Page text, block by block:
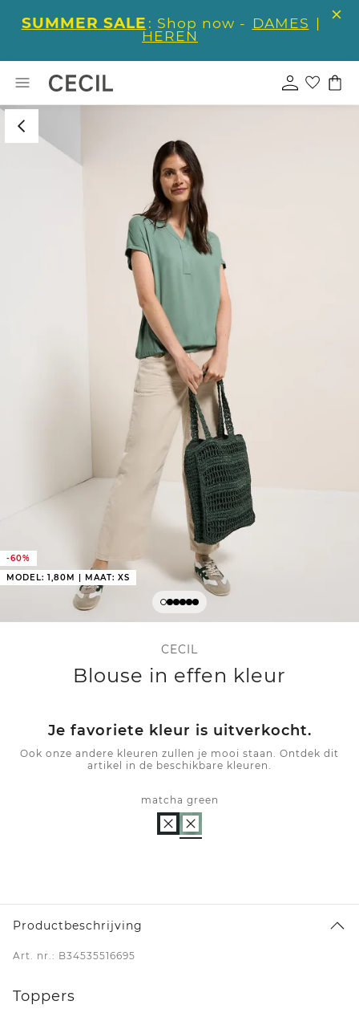
SUMMER SALE : Shop now - DAMES |
HEREN
-60%
MODEL: 1,80M | MAAT: XS
CECIL
Blouse in effen kleur
Je favoriete kleur is uitverkocht.
Ook onze andere kleuren zullen je mooi staan. Ontdek dit
artikel in de beschikbare kleuren.
matcha green
Productbeschrijving
Art. nr.: B34535516695
Toppers